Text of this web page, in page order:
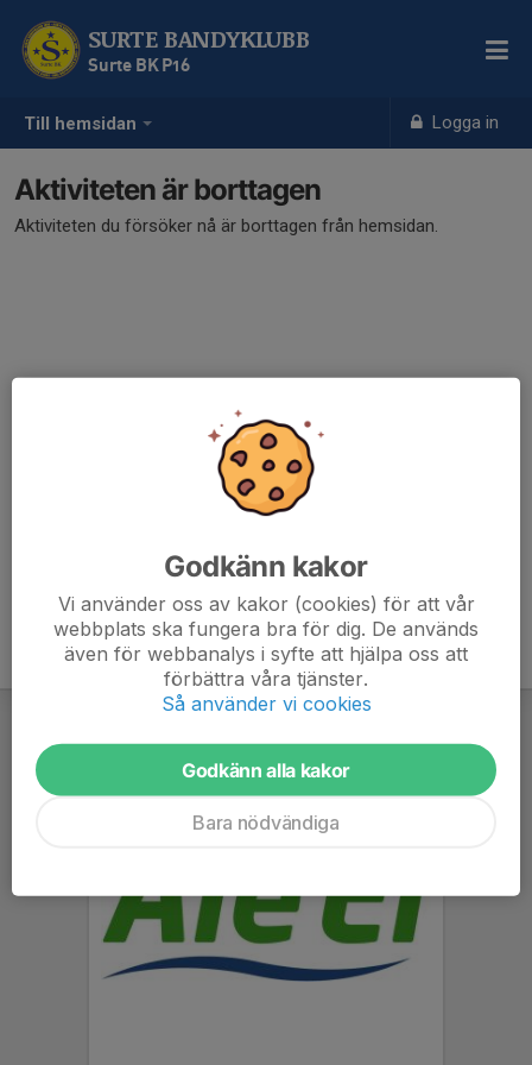
Till hemsidan Logga in
SURTE BANDYKLUBB
Surte BK P16
Aktiviteten är borttagen
Aktiviteten du försöker nå är borttagen från hemsidan.
Godkänn kakor
Vi använder oss av kakor (cookies) för att vår
webbplats ska fungera bra för dig. De används
även för webbanalys i syfte att hjälpa oss att
förbättra våra tjänster.
Så använder vi cookies
Godkänn alla kakor
Bara nödvändiga